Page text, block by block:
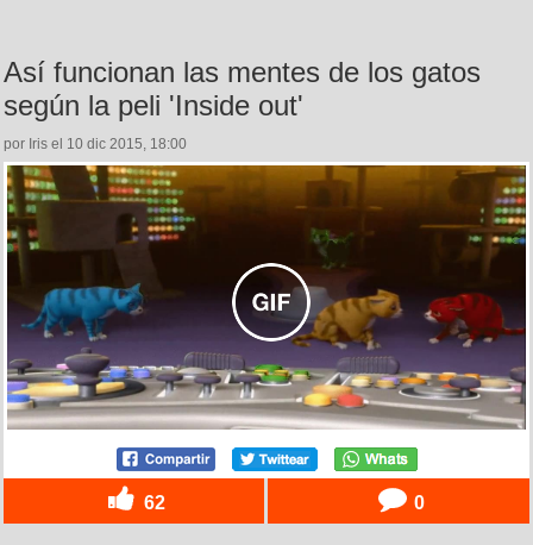
Así funcionan las mentes de los gatos
según la peli 'Inside out'
por Iris el 10 dic 2015, 18:00
62 0